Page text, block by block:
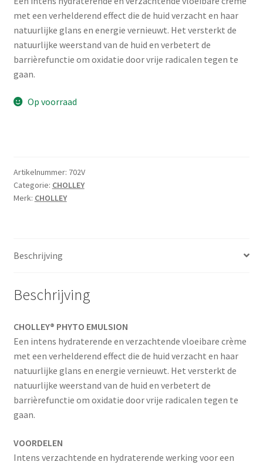
met een verhelderend effect die de huid verzacht en haar
natuurlijke glans en energie vernieuwt. Het versterkt de
natuurlijke weerstand van de huid en verbetert de
barrièrefunctie om oxidatie door vrije radicalen tegen te
gaan.
Op voorraad
Artikelnummer: 702V
Categorie: CHOLLEY
Merk: CHOLLEY
Beschrijving
Beschrijving
CHOLLEY® PHYTO EMULSION
Een intens hydraterende en verzachtende vloeibare crème
met een verhelderend effect die de huid verzacht en haar
natuurlijke glans en energie vernieuwt. Het versterkt de
natuurlijke weerstand van de huid en verbetert de
barrièrefunctie om oxidatie door vrije radicalen tegen te
gaan.
VOORDELEN
Intens verzachtende en hydraterende werking voor een